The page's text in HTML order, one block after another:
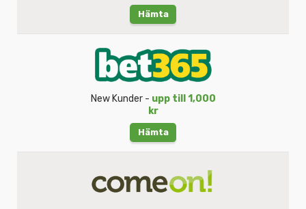
Hämta
New Kunder - upp till 1,000
kr
Hämta